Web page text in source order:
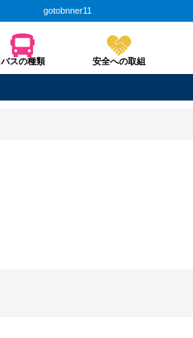
gotobnner11
バスの種類 安全への取組